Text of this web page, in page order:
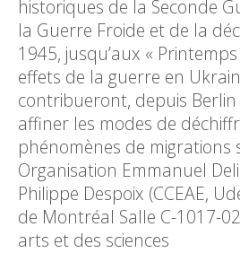
historiques de la Seconde
la Guerre Froide et de la
1945, jusqu’aux «
effets de la guerre en
contribueront, depuis
affiner les modes de
phénomènes de migrations
Organisation Emmanuel
Philippe Despoix (CCEAE,
de Montréal Salle C-1017-
arts et des sciences